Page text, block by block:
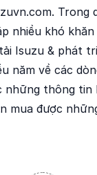
Trong
nhiều khó
Isuzu & phát
năm về các
những thông tin
mua được